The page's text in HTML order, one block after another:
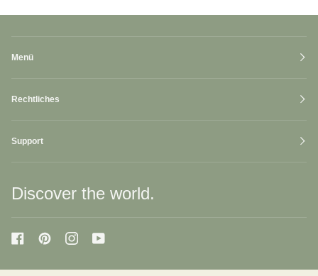
Menü
Rechtliches
Support
Discover the world.